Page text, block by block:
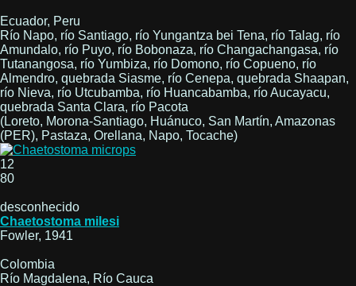
Ecuador, Peru
Río Napo, río Santiago, río Yungantza bei Tena, río Talag, río
Amundalo, río Puyo, río Bobonaza, río Changachangasa, río
Tutanangosa, río Yumbiza, río Domono, río Copueno, río
Almendro, quebrada Siasme, río Cenepa, quebrada Shaapan,
río Nieva, río Utcubamba, río Huancabamba, río Aucayacu,
quebrada Santa Clara, río Pacota
(Loreto, Morona-Santiago, Huánuco, San Martín, Amazonas
(PER), Pastaza, Orellana, Napo, Tocache)
12
80
desconhecido
Chaetostoma milesi
Fowler, 1941
Colombia
Río Magdalena, Río Cauca